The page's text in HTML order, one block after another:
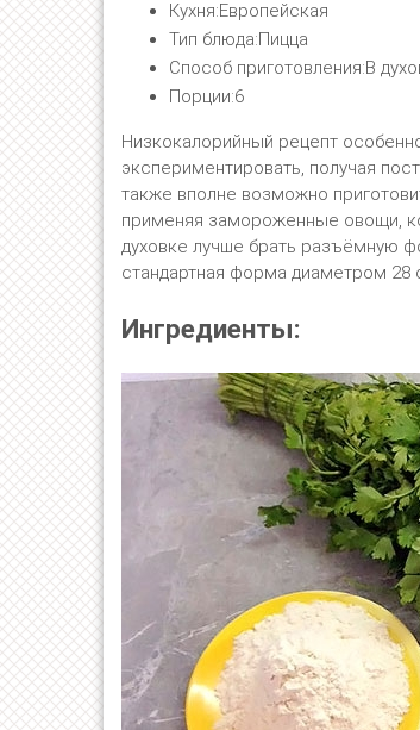
Кухня:Европейская
Тип блюда:Пицца
Способ приготовления:В
Порции:6
Низкокалорийный рецепт
экспериментировать, получая
также вполне возможно
применяя замороженные овощи,
духовке лучше брать разъёмную
стандартная форма диаметром 28
Ингредиенты: